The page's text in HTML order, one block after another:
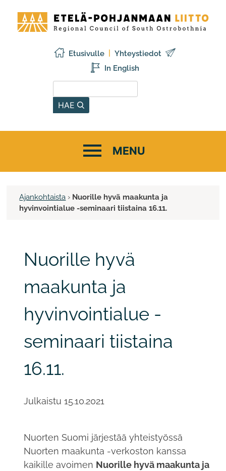
sisältöön
Pohjanmaan
liitto
Etusivulle Yhteystiedot
HAE
In English
Ajankohtaista › Nuorille hyvä maakunta ja
hyvinvointialue -seminaari tiistaina 16.11.
Nuorille hyvä
maakunta ja
hyvinvointialue -
seminaari tiistaina
16.11.
Julkaistu 15.10.2021
Nuorten Suomi järjestää yhteistyössä
Nuorten maakunta -verkoston kanssa
kaikille avoimen Nuorille hyvä maakunta ja